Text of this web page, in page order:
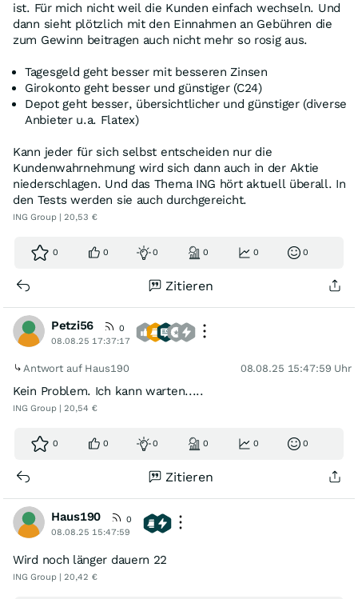
ist. Für mich nicht weil die Kunden einfach wechseln. Und
dann sieht plötzlich mit den Einnahmen an Gebühren die
zum Gewinn beitragen auch nicht mehr so rosig aus.
Tagesgeld geht besser mit besseren Zinsen
Girokonto geht besser und günstiger (C24)
Depot geht besser, übersichtlicher und günstiger (diverse
Anbieter u.a. Flatex)
Kann jeder für sich selbst entscheiden nur die
Kundenwahrnehmung wird sich dann auch in der Aktie
niederschlagen. Und das Thema ING hört aktuell überall. In
den Tests werden sie auch durchgereicht.
ING Group | 20,53 €
0 0 0 0 0 0
Zitieren
Petzi56
0
08.08.25 17:37:17
Antwort auf Haus190 08.08.25 15:47:59 Uhr
Kein Problem. Ich kann warten.....
ING Group | 20,54 €
0 0 0 0 0 0
Zitieren
Haus190
0
08.08.25 15:47:59
Wird noch länger dauern 22
ING Group | 20,42 €